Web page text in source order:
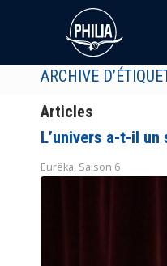
ARCHIVE
Articles
L’univers a-t-il un
Eurêka, Saison 6